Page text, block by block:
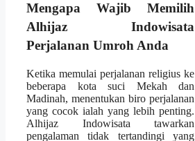
Mengapa Wajib Memilih
Alhijaz Indowisata
Perjalanan Umroh Anda
Ketika memulai perjalanan religius ke
beberapa kota suci Mekah dan
Madinah, menentukan biro perjalanan
yang cocok ialah yang lebih penting.
Alhijaz Indowisata tawarkan
pengalaman tidak tertandingi yang